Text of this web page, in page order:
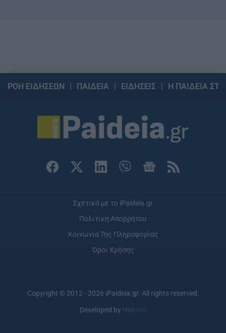
ΡΟΗ ΕΙΔΗΣΕΩΝ ΠΑΙΔΕΙΑ ΕΙΔΗΣΕΙΣ Η ΠΑΙΔΕΙΑ
Σχετικά με το iPaideia.gr
Πολιτική Απορρήτου
Κοινωνία Της Πληροφορίας
Όροι Χρήσης
Copyright © 2012 - 2026 iPaideia.gr. All rights reserved.
Developed by